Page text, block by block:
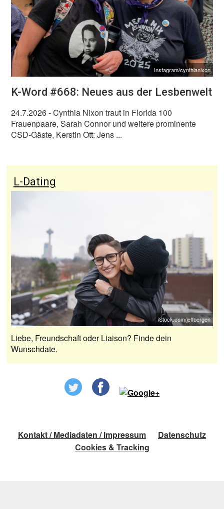
Instagram/cynthianixon
K-Word #668: Neues aus der Lesbenwelt
24.7.2026- Cynthia Nixon traut in Florida 100
Frauenpaare, Sarah Connor und weitere prominente
CSD-Gäste, Kerstin Ott: Jens ...
L-Dating
iStock.com/jeffbergen
Liebe, Freundschaft oder Liaison? Finde dein
Wunschdate.
Kontakt / Mediadaten / Impressum
Datenschutz
Cookies & Tracking